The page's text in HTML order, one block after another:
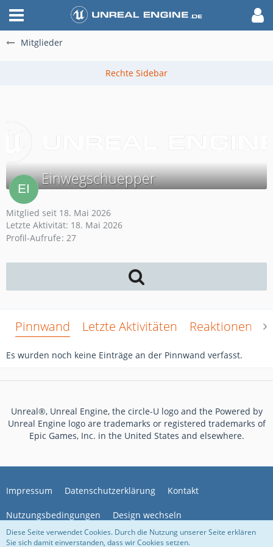
Mitglieder
Einwegschuepper
Mitglied seit 18. Mai 2026
Letzte Aktivität: 18. Mai 2026
Profil-Aufrufe 27
Pinnwand Letzte Aktivitäten Reaktionen
Es wurden noch keine Einträge an der Pinnwand verfasst.
Unreal®, Unreal Engine, the circle-U logo and the Powered by
Unreal Engine logo are trademarks or registered trademarks of
Epic Games, Inc. in the United States and elsewhere.
Impressum Datenschutzerklärung Kontakt
Nutzungsbedingungen Design wechseln
Diese Seite verwendet Cookies. Durch die Nutzung unserer Seite erklären
Sie sich damit einverstanden, dass wir Cookies setzen.